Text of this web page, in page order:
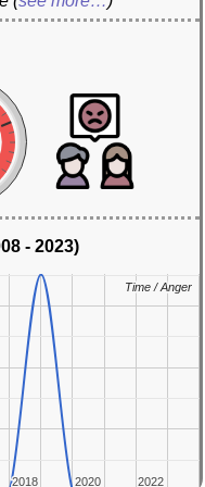
- 2023)
2018
2018 2020
2020 2022
2022
Time / Anger
Time / Anger